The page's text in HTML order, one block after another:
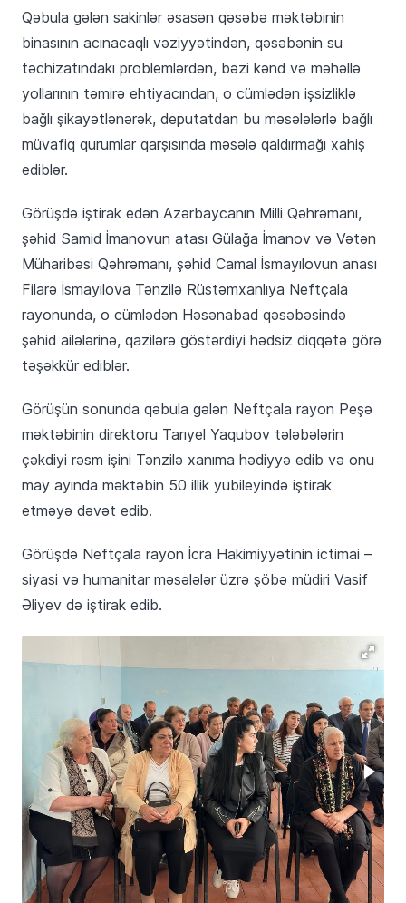
Qəbula gələn sakinlər əsasən qəsəbə məktəbinin
binasının acınacaqlı vəziyyətindən, qəsəbənin su
təchizatındakı problemlərdən, bəzi kənd və məhəllə
yollarının təmirə ehtiyacından, o cümlədən işsizliklə
bağlı şikayətlənərək, deputatdan bu məsələlərlə bağlı
müvafiq qurumlar qarşısında məsələ qaldırmağı xahiş
ediblər.
Görüşdə iştirak edən Azərbaycanın Milli Qəhrəmanı,
şəhid Samid İmanovun atası Gülağa İmanov və Vətən
Müharibəsi Qəhrəmanı, şəhid Camal İsmayılovun anası
Filarə İsmayılova Tənzilə Rüstəmxanlıya Neftçala
rayonunda, o cümlədən Həsənabad qəsəbəsində
şəhid ailələrinə, qazilərə göstərdiyi hədsiz diqqətə görə
təşəkkür ediblər.
Görüşün sonunda qəbula gələn Neftçala rayon Peşə
məktəbinin direktoru Tarıyel Yaqubov tələbələrin
çəkdiyi rəsm işini Tənzilə xanıma hədiyyə edib və onu
may ayında məktəbin 50 illik yubileyində iştirak
etməyə dəvət edib.
Görüşdə Neftçala rayon İcra Hakimiyyətinin ictimai –
siyasi və humanitar məsələlər üzrə şöbə müdiri Vasif
Əliyev də iştirak edib.